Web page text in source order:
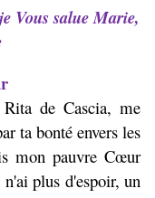
Vous salue Marie,
de Cascia, me
ta bonté envers les
mon pauvre Cœur
plus d'espoir, un